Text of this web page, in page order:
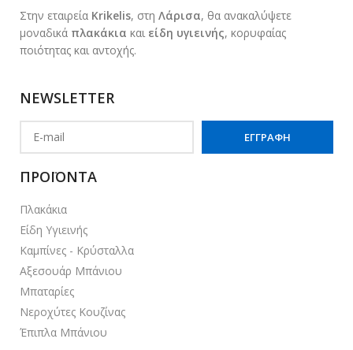
Στην εταιρεία Krikelis, στη Λάρισα, θα ανακαλύψετε
μοναδικά πλακάκια και είδη υγιεινής, κορυφαίας
ποιότητας και αντοχής.
NEWSLETTER
ΠΡΟΪΟΝΤΑ
Πλακάκια
Είδη Υγιεινής
Καμπίνες - Κρύσταλλα
Αξεσουάρ Μπάνιου
Μπαταρίες
Νεροχύτες Κουζίνας
Έπιπλα Μπάνιου